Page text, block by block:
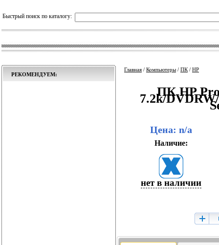
Быстрый поиск по каталогу:
РЕКОМЕНДУЕМ:
Главная / Компьютеры / ПК / HP
ПК HP Pro
7.2k/
Цена: n/a
Наличие:
нет в наличии